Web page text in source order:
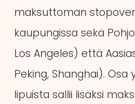
maksuttoman
kaupungissa sekä
Los Angeles) että
Peking, Shanghai).
lipuista sallii lisäksi